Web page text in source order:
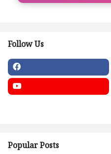
Follow Us
Popular Posts